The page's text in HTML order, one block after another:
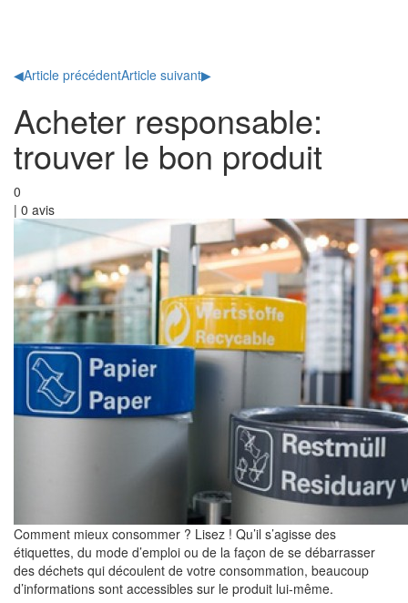
◀Article précédentArticle suivant▶
Acheter responsable:
trouver le bon produit
0
| 0 avis
Comment mieux consommer ? Lisez ! Qu’il s’agisse des
étiquettes, du mode d’emploi ou de la façon de se débarrasser
des déchets qui découlent de votre consommation, beaucoup
d’informations sont accessibles sur le produit lui-même.